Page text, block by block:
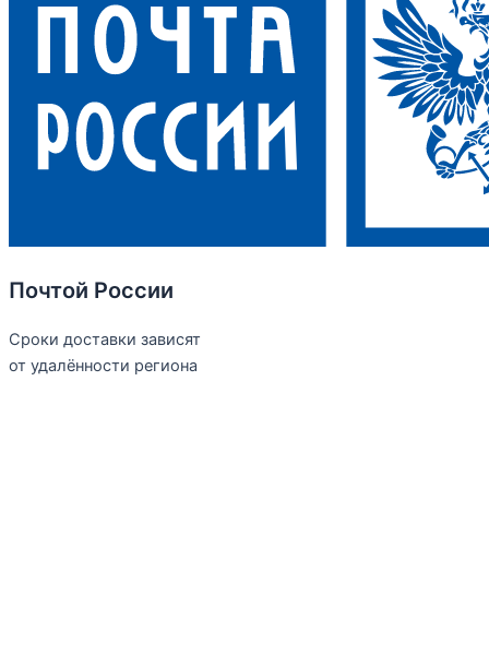
Почтой России
Сроки доставки зависят
от удалённости региона